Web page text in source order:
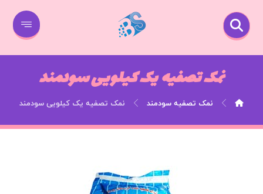
نمک تصفیه یک کیلویی سودمند
نمک تصفیه سودمند نمک تصفیه یک کیلویی سودمند